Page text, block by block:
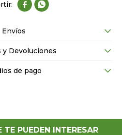
 
Envíos
y Devoluciones
de pago
TE PUEDEN INTERESAR